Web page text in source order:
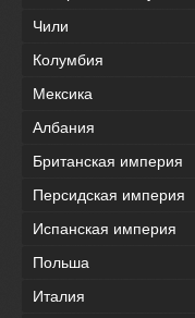
Чили
Колумбия
Мексика
Албания
Британская империя
Персидская империя
Испанская империя
Польша
Италия